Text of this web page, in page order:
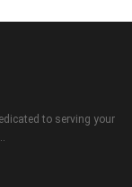
to serving your